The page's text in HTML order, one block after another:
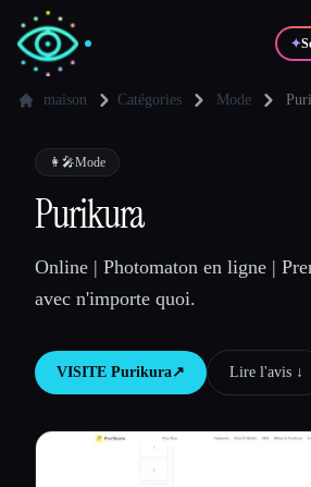
✦
✍️Auteurs
💻
🎓Étudiants
Comparer les outils
maison Catégories Mode
👩‍🎤Mode
Purikura
Online | Photomaton en ligne |
avec n'importe quoi.
VISITE Purikura↗︎ Lire l'avis ↓︎